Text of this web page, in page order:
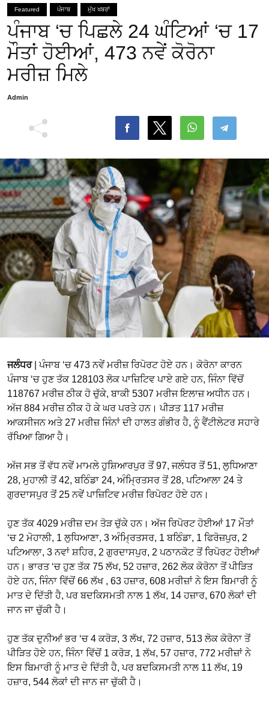
Featured ਪੰਜਾਬ ਮੁੱਖ ਖਬਰਾਂ
ਪੰਜਾਬ ‘ਚ ਪਿਛਲੇ 24 ਘੰਟਿਆਂ ‘ਚ 17
ਮੌਤਾਂ ਹੋਈਆਂ, 473 ਨਵੇਂ ਕੋਰੋਨਾ
ਮਰੀਜ਼ ਮਿਲੇ
Admin
ਜਲੰਧਰ | ਪੰਜਾਬ ‘ਚ 473 ਨਵੇਂ ਮਰੀਜ਼ ਰਿਪੋਰਟ ਹੋਏ ਹਨ। ਕੋਰੋਨਾ ਕਾਰਨ
ਪੰਜਾਬ ‘ਚ ਹੁਣ ਤੱਕ 128103 ਲੋਕ ਪਾਜ਼ਿਟਿਵ ਪਾਏ ਗਏ ਹਨ, ਜਿੰਨਾ ਵਿੱਚੋਂ
118767 ਮਰੀਜ਼ ਠੀਕ ਹੋ ਚੁੱਕੇ, ਬਾਕੀ 5307 ਮਰੀਜ ਇਲਾਜ਼ ਅਧੀਨ ਹਨ।
ਅੱਜ 884 ਮਰੀਜ਼ ਠੀਕ ਹੋ ਕੇ ਘਰ ਪਰਤੇ ਹਨ। ਪੀੜਤ 117 ਮਰੀਜ਼
ਆਕਸੀਜਨ ਅਤੇ 27 ਮਰੀਜ਼ ਜਿੰਨਾਂ ਦੀ ਹਾਲਤ ਗੰਭੀਰ ਹੈ, ਨੂੰ ਵੈਂਟੀਲੇਟਰ ਸਹਾਰੇ
ਰੱਖਿਆ ਗਿਆ ਹੈ।
ਅੱਜ ਸਭ ਤੋਂ ਵੱਧ ਨਵੇਂ ਮਾਮਲੇ ਹੁਸ਼ਿਆਰਪੁਰ ਤੋਂ 97, ਜਲੰਧਰ ਤੋਂ 51, ਲੁਧਿਆਣਾ
28, ਮੁਹਾਲੀ ਤੋਂ 42, ਬਠਿੰਡਾ 24, ਅੰਮ੍ਰਿਤਸਰ ਤੋਂ 28, ਪਟਿਆਲਾ 24 ਤੇ
ਗੁਰਦਾਸਪੁਰ ਤੋਂ 25 ਨਵੇਂ ਪਾਜ਼ਿਟਿਵ ਮਰੀਜ਼ ਰਿਪੋਰਟ ਹੋਏ ਹਨ।
ਹੁਣ ਤੱਕ 4029 ਮਰੀਜ਼ ਦਮ ਤੋੜ ਚੁੱਕੇ ਹਨ। ਅੱਜ ਰਿਪੋਰਟ ਹੋਈਆਂ 17 ਮੌਤਾਂ
‘ਚ 2 ਮੋਹਾਲੀ, 1 ਲੁਧਿਆਣਾ, 3 ਅੰਮ੍ਰਿਤਸਰ, 1 ਬਠਿੰਡਾ, 1 ਫਿਰੋਜ਼ਪੁਰ, 2
ਪਟਿਆਲਾ, 3 ਨਵਾਂ ਸ਼ਹਿਰ, 2 ਗੁਰਦਾਸਪੁਰ, 2 ਪਠਾਨਕੋਟ ਤੋਂ ਰਿਪੋਰਟ ਹੋਈਆਂ
ਹਨ। ਭਾਰਤ ‘ਚ ਹੁਣ ਤੱਕ 75 ਲੱਖ, 52 ਹਜ਼ਾਰ, 262 ਲੋਕ ਕੋਰੋਨਾ ਤੋਂ ਪੀੜਿਤ
ਹੋਏ ਹਨ, ਜਿੰਨਾ ਵਿੱਚੋਂ 66 ਲੱਖ , 63 ਹਜ਼ਾਰ, 608 ਮਰੀਜ਼ਾਂ ਨੇ ਇਸ ਬਿਮਾਰੀ ਨੂੰ
ਮਾਤ ਦੇ ਦਿੱਤੀ ਹੈ, ਪਰ ਬਦਕਿਸਮਤੀ ਨਾਲ 1 ਲੱਖ, 14 ਹਜ਼ਾਰ, 670 ਲੋਕਾਂ ਦੀ
ਜਾਨ ਜਾ ਚੁੱਕੀ ਹੈ।
ਹੁਣ ਤੱਕ ਦੁਨੀਆਂ ਭਰ ‘ਚ 4 ਕਰੋੜ, 3 ਲੱਖ, 72 ਹਜ਼ਾਰ, 513 ਲੋਕ ਕੋਰੋਨਾ ਤੋਂ
ਪੀੜਿਤ ਹੋਏ ਹਨ, ਜਿੰਨਾ ਵਿੱਚੋਂ 1 ਕਰੋੜ, 1 ਲੱਖ, 57 ਹਜ਼ਾਰ, 772 ਮਰੀਜ਼ਾਂ ਨੇ
ਇਸ ਬਿਮਾਰੀ ਨੂੰ ਮਾਤ ਦੇ ਦਿੱਤੀ ਹੈ, ਪਰ ਬਦਕਿਸਮਤੀ ਨਾਲ 11 ਲੱਖ, 19
ਹਜ਼ਾਰ, 544 ਲੋਕਾਂ ਦੀ ਜਾਨ ਜਾ ਚੁੱਕੀ ਹੈ।